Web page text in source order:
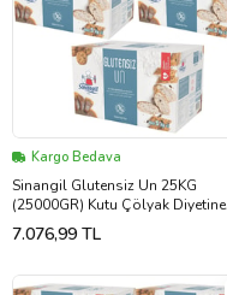
Kargo Bedava
Sinangil Glutensiz Un 25KG
(25000GR) Kutu Çölyak Diyetine
Uygun (5PK*5Kg)
7.076,99 TL